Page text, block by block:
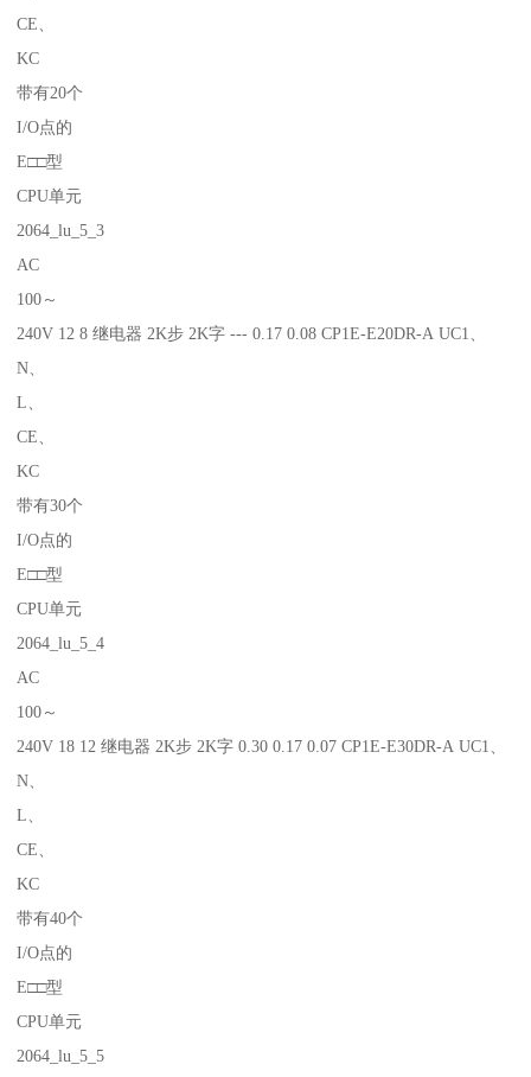
CE、
KC
带有20个
I/O点的
E□□型
CPU单元
2064_lu_5_3
AC
100～
240V 12 8 继电器 2K步 2K字 --- 0.17 0.08 CP1E-E20DR-A UC1、
N、
L、
CE、
KC
带有30个
I/O点的
E□□型
CPU单元
2064_lu_5_4
AC
100～
240V 18 12 继电器 2K步 2K字 0.30 0.17 0.07 CP1E-E30DR-A UC1、
N、
L、
CE、
KC
带有40个
I/O点的
E□□型
CPU单元
2064_lu_5_5